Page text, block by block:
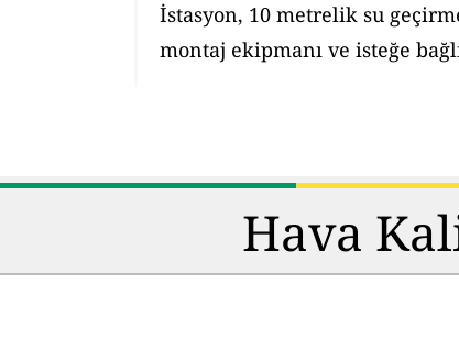
İstasyon, 10 metrelik su
montaj ekipmanı ve isteğe
Hava